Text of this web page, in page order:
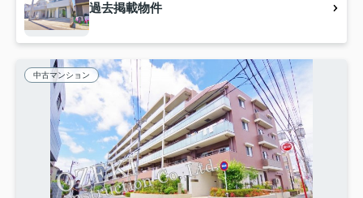
過去掲載物件
中古マンション